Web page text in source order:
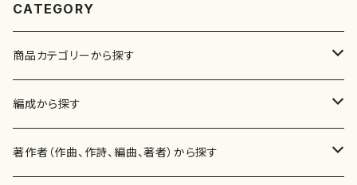
CATEGORY
商品カテゴリーから探す
楽譜
書籍
編成から探す
邦楽器
著作者（作曲、作詩、編曲、著者）から探す